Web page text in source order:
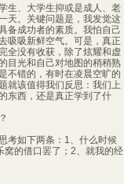
、大学生抑或是成人、老
天。关键问题是，我发觉这
备成功者的素质。我怕自己
吸吸新鲜空气。可是，真正
全没有收获，除了炫耀和虚
目光和自己对地图的稍稍熟
不错的，有时在凌晨空旷的
就该值得我们反思：我们上
东西，还是真正学到了什
如下两条：1、什么时候
窝的借口罢了；2、就我的经